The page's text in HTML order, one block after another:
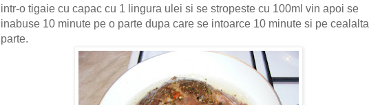
intr-o tigaie cu capac cu 1 lingura ulei si se stropeste cu 100ml vin apoi se
inabuse 10 minute pe o parte dupa care se intoarce 10 minute si pe cealalta
parte.